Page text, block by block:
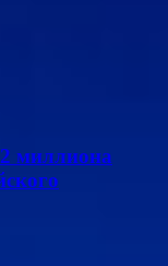
миллиона